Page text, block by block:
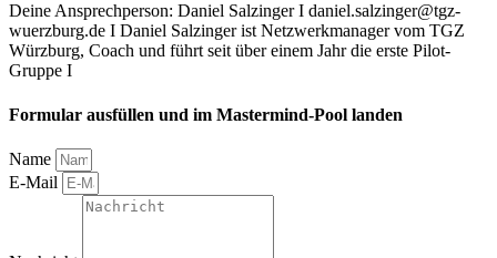
Deine Ansprechperson: Daniel Salzinger I daniel.salzinger@tgz-
wuerzburg.de I Daniel Salzinger ist Netzwerkmanager vom TGZ
Würzburg, Coach und führt seit über einem Jahr die erste Pilot-
Gruppe I
Formular ausfüllen und im Mastermind-Pool landen
Name
E-Mail